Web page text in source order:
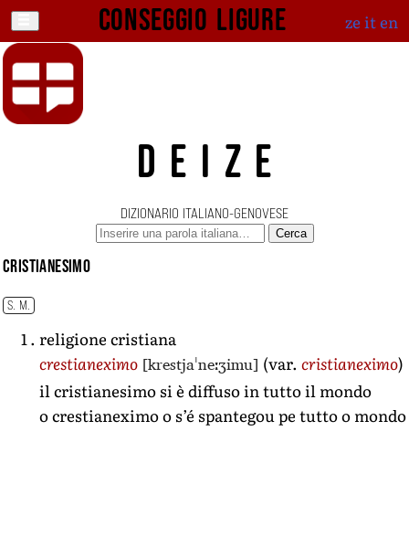
Conseggio ligure ze iten
DEIZE
DIZIONARIO ITALIANO-GENOVESE
Cerca
cristianesimo
S. M.
religione cristiana
crestianeximo [krestjaˈneːʒimu] (var. cristianeximo)
il cristianesimo si è diffuso in tutto il mondo
o crestianeximo o s’é spantegou pe tutto o mondo